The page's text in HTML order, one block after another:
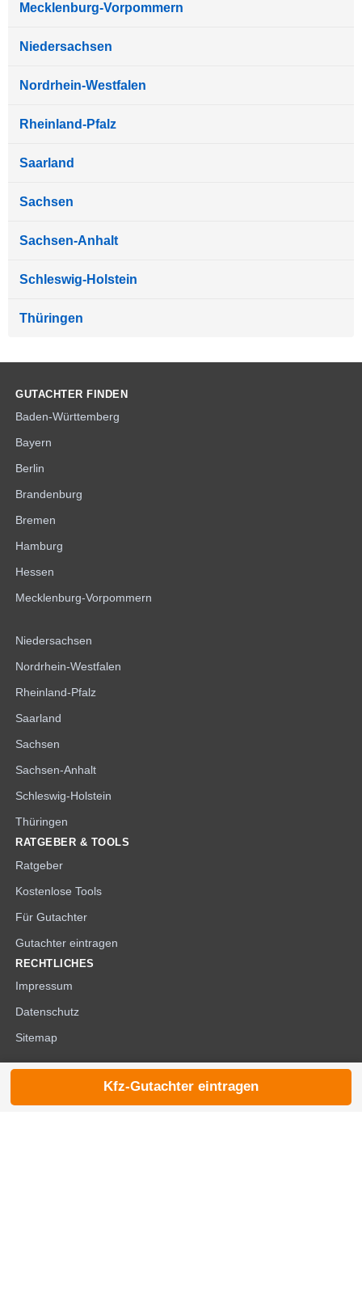
Mecklenburg-Vorpommern
Niedersachsen
Nordrhein-Westfalen
Rheinland-Pfalz
Saarland
Sachsen
Sachsen-Anhalt
Schleswig-Holstein
Thüringen
GUTACHTER FINDEN
Baden-Württemberg
Bayern
Berlin
Brandenburg
Bremen
Hamburg
Hessen
Mecklenburg-Vorpommern
Niedersachsen
Nordrhein-Westfalen
Rheinland-Pfalz
Saarland
Sachsen
Sachsen-Anhalt
Schleswig-Holstein
Thüringen
RATGEBER & TOOLS
Ratgeber
Kostenlose Tools
Für Gutachter
Gutachter eintragen
RECHTLICHES
Impressum
Datenschutz
Sitemap
© 2026 die-kfzgutachter.de
Kfz-Gutachter eintragen